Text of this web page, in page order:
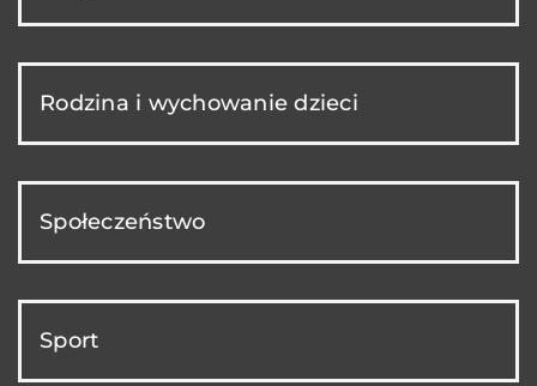
Rodzina i wychowanie dzieci
Społeczeństwo
Sport